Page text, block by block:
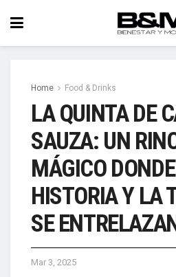
Home Food & Drinks
LA QUINTA DE
SAUZA: UN
MÁGICO
HISTORIA Y LA
SE
Mar 3, 2025